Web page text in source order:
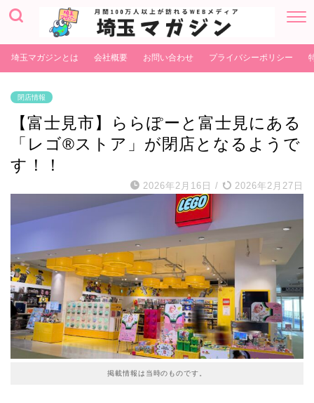
埼玉マガジンとは 会社概要 お問い合わせ プライバシーポリシー
閉店情報
【富士見市】ららぽーと富士見にある
「レゴ®ストア」が閉店となるようで
す！！
2026年2月16日 / 2026年2月27日
掲載情報は当時のものです。